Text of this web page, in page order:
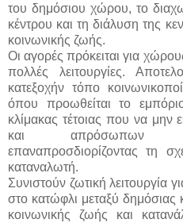
του δημόσιου χώρου, το
κέντρου και τη διάλυση της
κοινωνικής ζωής.
Οι αγορές πρόκειται για
πολλές λειτουργίες.
κατεξοχήν τόπο
όπου προωθείται το
κλίμακας τέτοιας που να μην
και απρόσωπων
επαναπροσδιορίζοντας τη
καταναλωτή.
Συνιστούν ζωτική λειτουργία
στο κατώφλι μεταξύ δημόσιας
κοινωνικής ζωής και